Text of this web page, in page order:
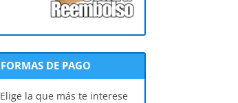
FORMAS DE PAGO
Elige la que más te interese